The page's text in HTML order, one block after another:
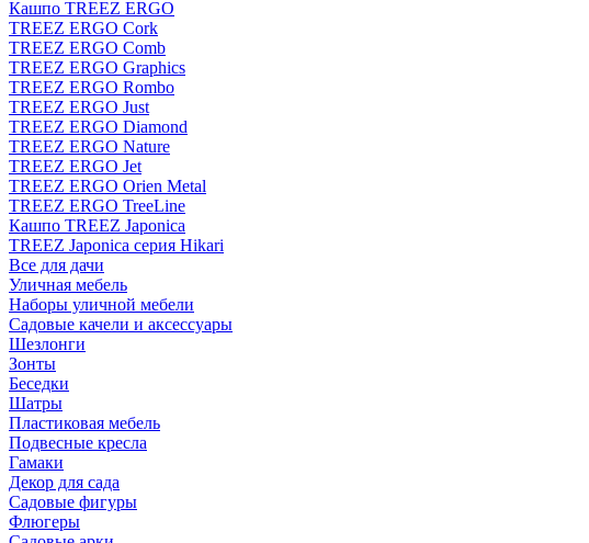
Кашпо TREEZ ERGO
TREEZ ERGO Cork
TREEZ ERGO Comb
TREEZ ERGO Graphics
TREEZ ERGO Rombo
TREEZ ERGO Just
TREEZ ERGO Diamond
TREEZ ERGO Nature
TREEZ ERGO Jet
TREEZ ERGO Orien Metal
TREEZ ERGO TreeLine
Кашпо TREEZ Japonica
TREEZ Japonica серия Hikari
Все для дачи
Уличная мебель
Наборы уличной мебели
Садовые качели и аксессуары
Шезлонги
Зонты
Беседки
Шатры
Пластиковая мебель
Подвесные кресла
Гамаки
Декор для сада
Садовые фигуры
Флюгеры